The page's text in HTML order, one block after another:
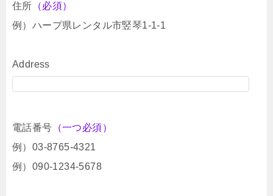
住所 （必須）
例）ハープ県レンタル市竪琴1-1-1
Address
電話番号 （一つ必須）
例）03-8765-4321
例）090-1234-5678